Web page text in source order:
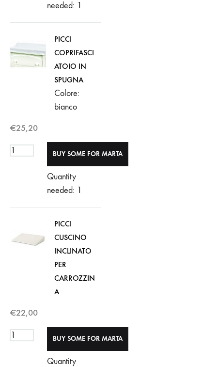
needed: 1
PICCI
COPRIFASCI
ATOIO IN
SPUGNA
Colore:
bianco
€25,20
Quantity
needed: 1
PICCI
CUSCINO
INCLINATO
PER
CARROZZIN
A
€22,00
Quantity